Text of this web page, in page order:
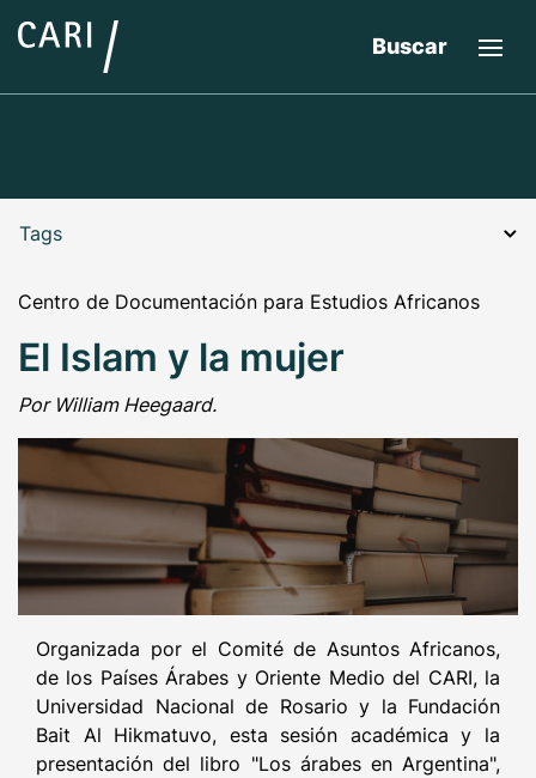
Buscar
Centro de Documentación para Estudios Africanos
El Islam y la mujer
Por William Heegaard.
Organizada por el Comité de Asuntos Africanos,
de los Países Árabes y Oriente Medio del CARI, la
Universidad Nacional de Rosario y la Fundación
Bait Al Hikmatuvo, esta sesión académica y la
presentación del libro "Los árabes en Argentina",
Tags